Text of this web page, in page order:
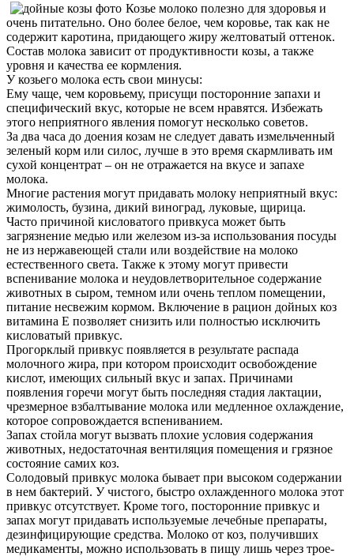
Козье молоко полезно для здоровья и
очень питательно. Оно более белое, чем коровье, так как не
содержит каротина, придающего жиру желтоватый оттенок.
Состав молока зависит от продуктивности козы, а также
уровня и качества ее кормления.
У козьего молока есть свои минусы:
Ему чаще, чем коровьему, присущи посторонние запахи и
специфический вкус, которые не всем нравятся. Избежать
этого неприятного явления помогут несколько советов.
За два часа до доения козам не следует давать измельченный
зеленый корм или силос, лучше в это время скармливать им
сухой концентрат – он не отражается на вкусе и запахе
молока.
Многие растения могут придавать молоку неприятный вкус:
жимолость, бузина, дикий виноград, луковые, щирица.
Часто причиной кисловатого привкуса может быть
загрязнение медью или железом из-за использования посуды
не из нержавеющей стали или воздействие на молоко
естественного света. Также к этому могут привести
вспенивание молока и неудовлетворительное содержание
животных в сыром, темном или очень теплом помещении,
питание несвежим кормом. Включение в рацион дойных коз
витамина Е позволяет снизить или полностью исключить
кисловатый привкус.
Прогорклый привкус появляется в результате распада
молочного жира, при котором происходит освобождение
кислот, имеющих сильный вкус и запах. Причинами
появления горечи могут быть последняя стадия лактации,
чрезмерное взбалтывание молока или медленное охлаждение,
которое сопровождается вспениванием.
Запах стойла могут вызвать плохие условия содержания
животных, недостаточная вентиляция помещения и грязное
состояние самих коз.
Солодовый привкус молока бывает при высоком содержании
в нем бактерий. У чистого, быстро охлажденного молока этот
привкус отсутствует. Кроме того, посторонние привкус и
запах могут придавать используемые лечебные препараты,
дезинфицирующие средства. Молоко от коз, получивших
медикаменты, можно использовать в пищу лишь через трое-